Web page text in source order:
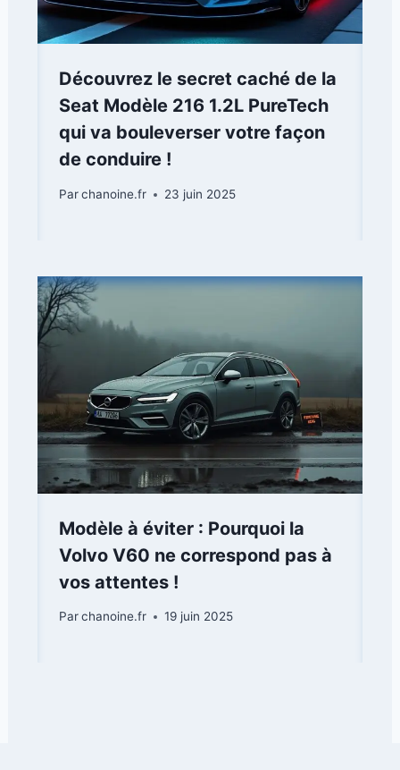
Découvrez le secret caché de la
Seat Modèle 216 1.2L PureTech
qui va bouleverser votre façon
de conduire !
Parchanoine.fr 23 juin 2025
Modèle à éviter : Pourquoi la
Volvo V60 ne correspond pas à
vos attentes !
Parchanoine.fr 19 juin 2025